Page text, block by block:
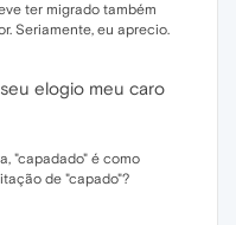
ter migrado também
Seriamente, eu aprecio.
elogio meu caro
"capadado" é como
de "capado"?